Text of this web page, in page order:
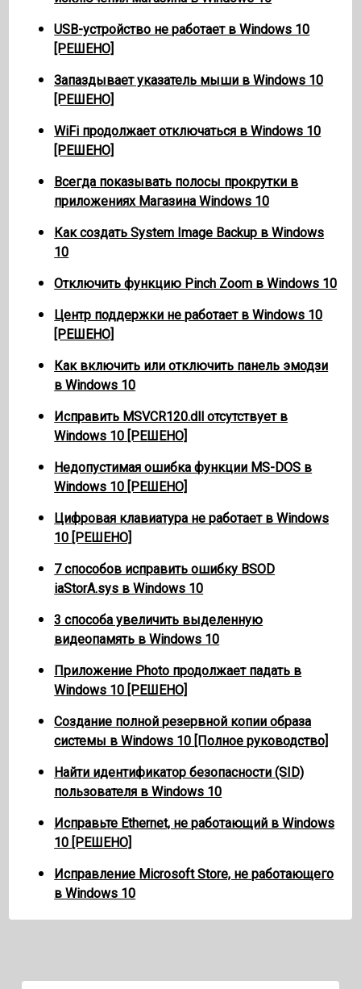
USB-устройство не работает в Windows 10
[РЕШЕНО]
Запаздывает указатель мыши в Windows 10
[РЕШЕНО]
WiFi продолжает отключаться в Windows 10
[РЕШЕНО]
Всегда показывать полосы прокрутки в
приложениях Магазина Windows 10
Как создать System Image Backup в Windows
10
Отключить функцию Pinch Zoom в Windows 10
Центр поддержки не работает в Windows 10
[РЕШЕНО]
Как включить или отключить панель эмодзи
в Windows 10
Исправить MSVCR120.dll отсутствует в
Windows 10 [РЕШЕНО]
Недопустимая ошибка функции MS-DOS в
Windows 10 [РЕШЕНО]
Цифровая клавиатура не работает в Windows
10 [РЕШЕНО]
7 способов исправить ошибку BSOD
iaStorA.sys в Windows 10
3 способа увеличить выделенную
видеопамять в Windows 10
Приложение Photo продолжает падать в
Windows 10 [РЕШЕНО]
Создание полной резервной копии образа
системы в Windows 10 [Полное руководство]
Найти идентификатор безопасности (SID)
пользователя в Windows 10
Исправьте Ethernet, не работающий в Windows
10 [РЕШЕНО]
Исправление Microsoft Store, не работающего
в Windows 10